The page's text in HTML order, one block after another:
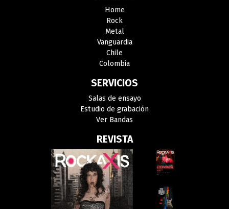
Home
Rock
Metal
Vanguardia
Chile
Colombia
SERVICIOS
Salas de ensayo
Estudio de grabación
Ver Bandas
REVISTA